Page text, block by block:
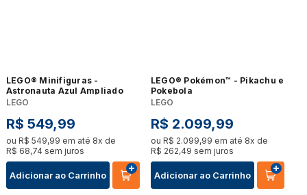
LEGO® Minifiguras -
Astronauta Azul Ampliado
LEGO
R$ 549,99
ou R$ 549,99 em até 8x de
R$ 68,74 sem juros
Adicionar ao Carrinho
LEGO® Pokémon™ - Pikachu e
Pokebola
LEGO
R$ 2.099,99
ou R$ 2.099,99 em até 8x de
R$ 262,49 sem juros
Adicionar ao Carrinho